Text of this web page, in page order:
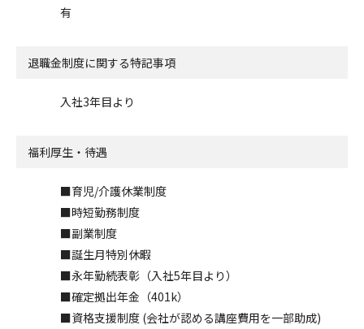
有
退職金制度に関する特記事項
入社3年目より
福利厚生・待遇
■育児/介護休業制度
■時短勤務制度
■副業制度
■誕生月特別休暇
■永年勤続表彰（入社5年目より）
■確定拠出年金（401k）
■資格支援制度 (会社が認める講座費用を一部助成)